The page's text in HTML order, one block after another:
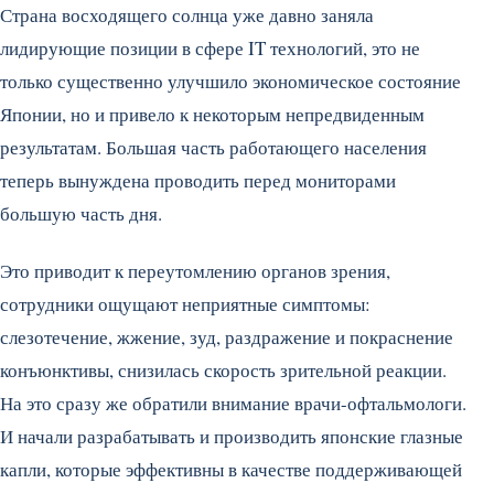
Страна восходящего солнца уже давно заняла
лидирующие позиции в сфере IT технологий, это не
только существенно улучшило экономическое состояние
Японии, но и привело к некоторым непредвиденным
результатам. Большая часть работающего населения
теперь вынуждена проводить перед мониторами
большую часть дня.
Это приводит к переутомлению органов зрения,
сотрудники ощущают неприятные симптомы:
слезотечение, жжение, зуд, раздражение и покраснение
конъюнктивы, снизилась скорость зрительной реакции.
На это сразу же обратили внимание врачи-офтальмологи.
И начали разрабатывать и производить японские глазные
капли, которые эффективны в качестве поддерживающей